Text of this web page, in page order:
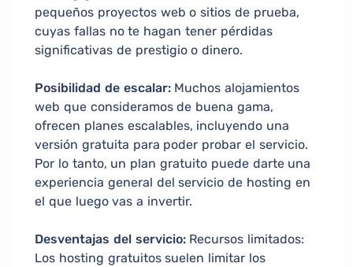
pequeños proyectos web o sitios de prueba,
cuyas fallas no te hagan tener pérdidas
significativas de prestigio o dinero.
Posibilidad de escalar:Muchos alojamientos
web que consideramos de buena gama,
ofrecen planes escalables, incluyendo una
versión gratuita para poder probar el servicio.
Por lo tanto, un plan gratuito puede darte una
experiencia general del servicio de hosting en
el que luego vas a invertir.
Desventajas del servicio:Recursos limitados:
Los hosting gratuitos suelen limitar los